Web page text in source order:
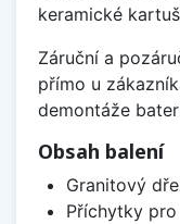
keramické
Záruční a
přímo u
demontáže
Obsah balení
Granitový
Příchytky